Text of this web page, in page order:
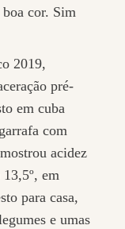
cor. Sim
2019,
pré-
em cuba
com
acidez
em
para casa,
e umas